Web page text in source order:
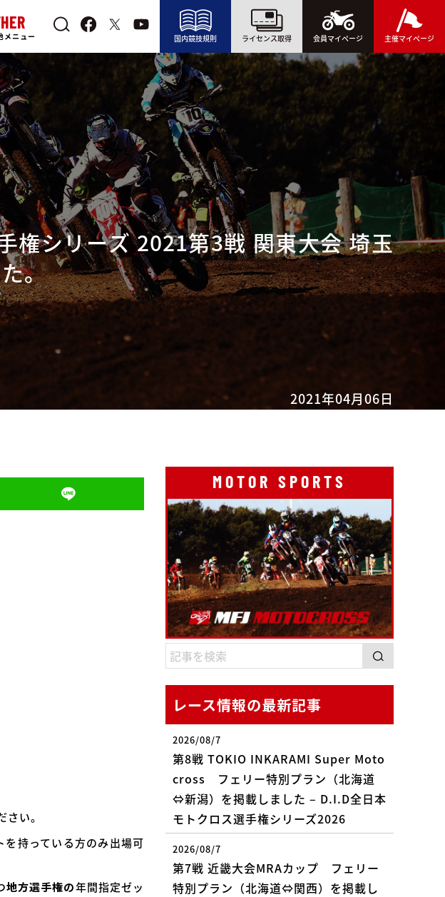
メニュー 国内競技規則 ライセンス取得 会員マイページ 主催マイページ
権シリーズ 2021第3戦 関東大会 埼玉
。
2021年04月06日
い。
持っている方のみ出場可
地方選手権の年間指定ゼッ
MOTOR SPORTS
レース情報の最新記事
2026/08/7
第8戦 TOKIO INKARAMI Super Moto
cross フェリー特別プラン（北海道
⇔新潟）を掲載しました – D.I.D全日本
モトクロス選手権シリーズ2026
2026/08/7
第7戦 近畿大会MRAカップ フェリー
特別プラン（北海道⇔関西）を掲載し